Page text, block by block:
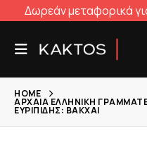
Δωρεάν μεταφορικά
HOME
ΑΡΧΑΊΑ ΕΛΛΗΝΙΚΉ
ΕΥΡΙΠΊΔΗΣ: ΒΆΚΧΑΙ